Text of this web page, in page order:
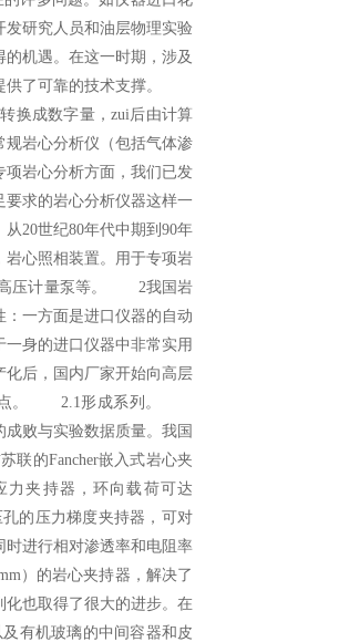
研究人员和油层物理实验
机遇。在这一时期，涉及
提供了可靠的技术支撑。
换成数字量，zui后由计算
岩心分析仪（包括气体渗
岩心分析方面，我们已发
求的岩心分析仪器这样一
20世纪80年代中期到90年
心照相装置。用于专项岩
高压计量泵等。 2我国岩
一方面是进口仪器的自动
身的进口仪器中非常实用
后，国内厂家开始向高层
特点。 2.1形成系列。
败与实验数据质量。我国
联的Fancher嵌入式岩心夹
力夹持器，环向载荷可达
的压力梯度夹持器，可对
时进行相对渗透率和电阻率
）的岩心夹持器，解决了
也取得了很大的进步。在
有机玻璃的中间容器和皮